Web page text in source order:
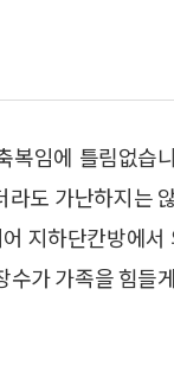
복임에 틀림없습
도 가난하지는
지하단칸방에
가 가족을 힘들